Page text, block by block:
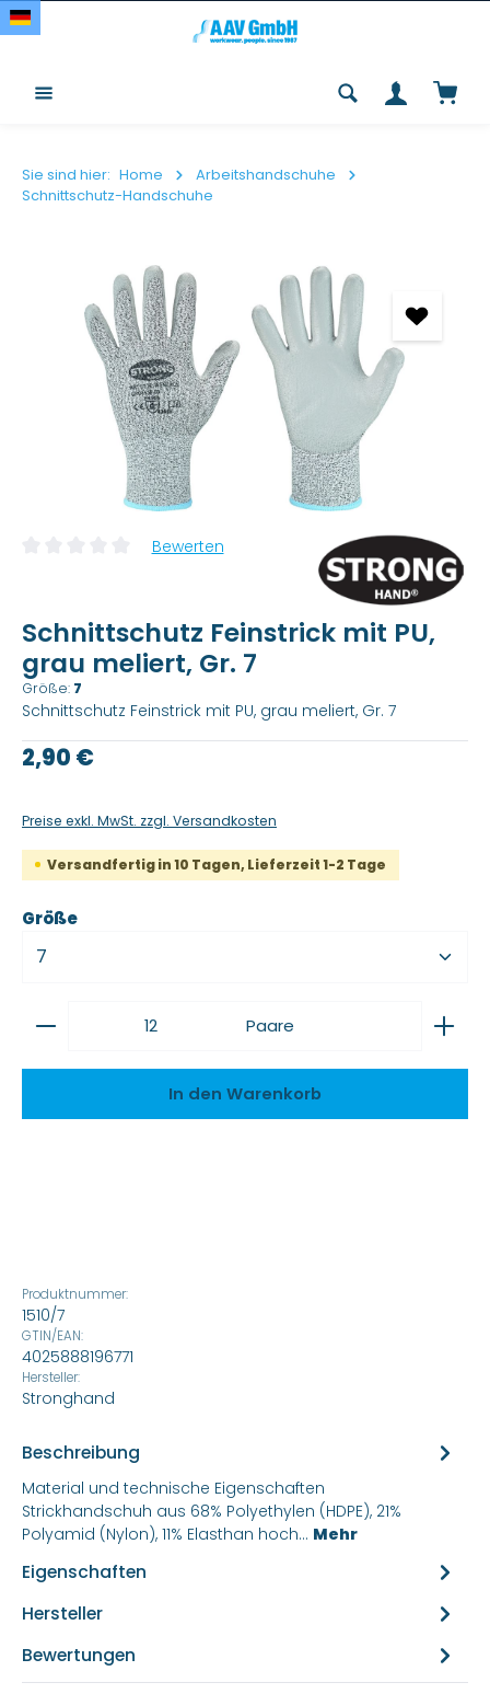
Zum Hauptinhalt springen
Sie sind hier: Home
Arbeitshandschuhe
Schnittschutz-Handschuhe
Bildergalerie überspringen
Durchschnittliche Bewertung von 0 von 5 Sternen
Bewerten
Schnittschutz Feinstrick mit PU,
grau meliert, Gr. 7
Größe: 7
Schnittschutz Feinstrick mit PU, grau meliert, Gr. 7
Regulärer Preis:
2,90 €
Preise exkl. MwSt. zzgl. Versandkosten
Versandfertig in 10 Tagen, Lieferzeit 1-2 Tage
Größeauswählen
Produkt Anzahl: Gib den gewünschten Wert
Paare
In den Warenkorb
Produktnummer:
1510/7
GTIN/EAN:
4025888196771
Hersteller:
Stronghand
Beschreibung
Material und technische Eigenschaften
Strickhandschuh aus 68% Polyethylen (HDPE), 21%
Polyamid (Nylon), 11% Elasthan hoch… Mehr
Eigenschaften
Hersteller
Bewertungen